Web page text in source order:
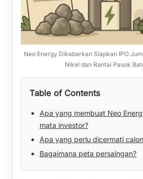
Neo Energy Dikabarkan Siapkan IPO
Nikel dan Rantai Pasok
Table of Contents
Apa yang membuat Neo
mata investor?
Apa yang perlu dicermati
Bagaimana peta persaingan?